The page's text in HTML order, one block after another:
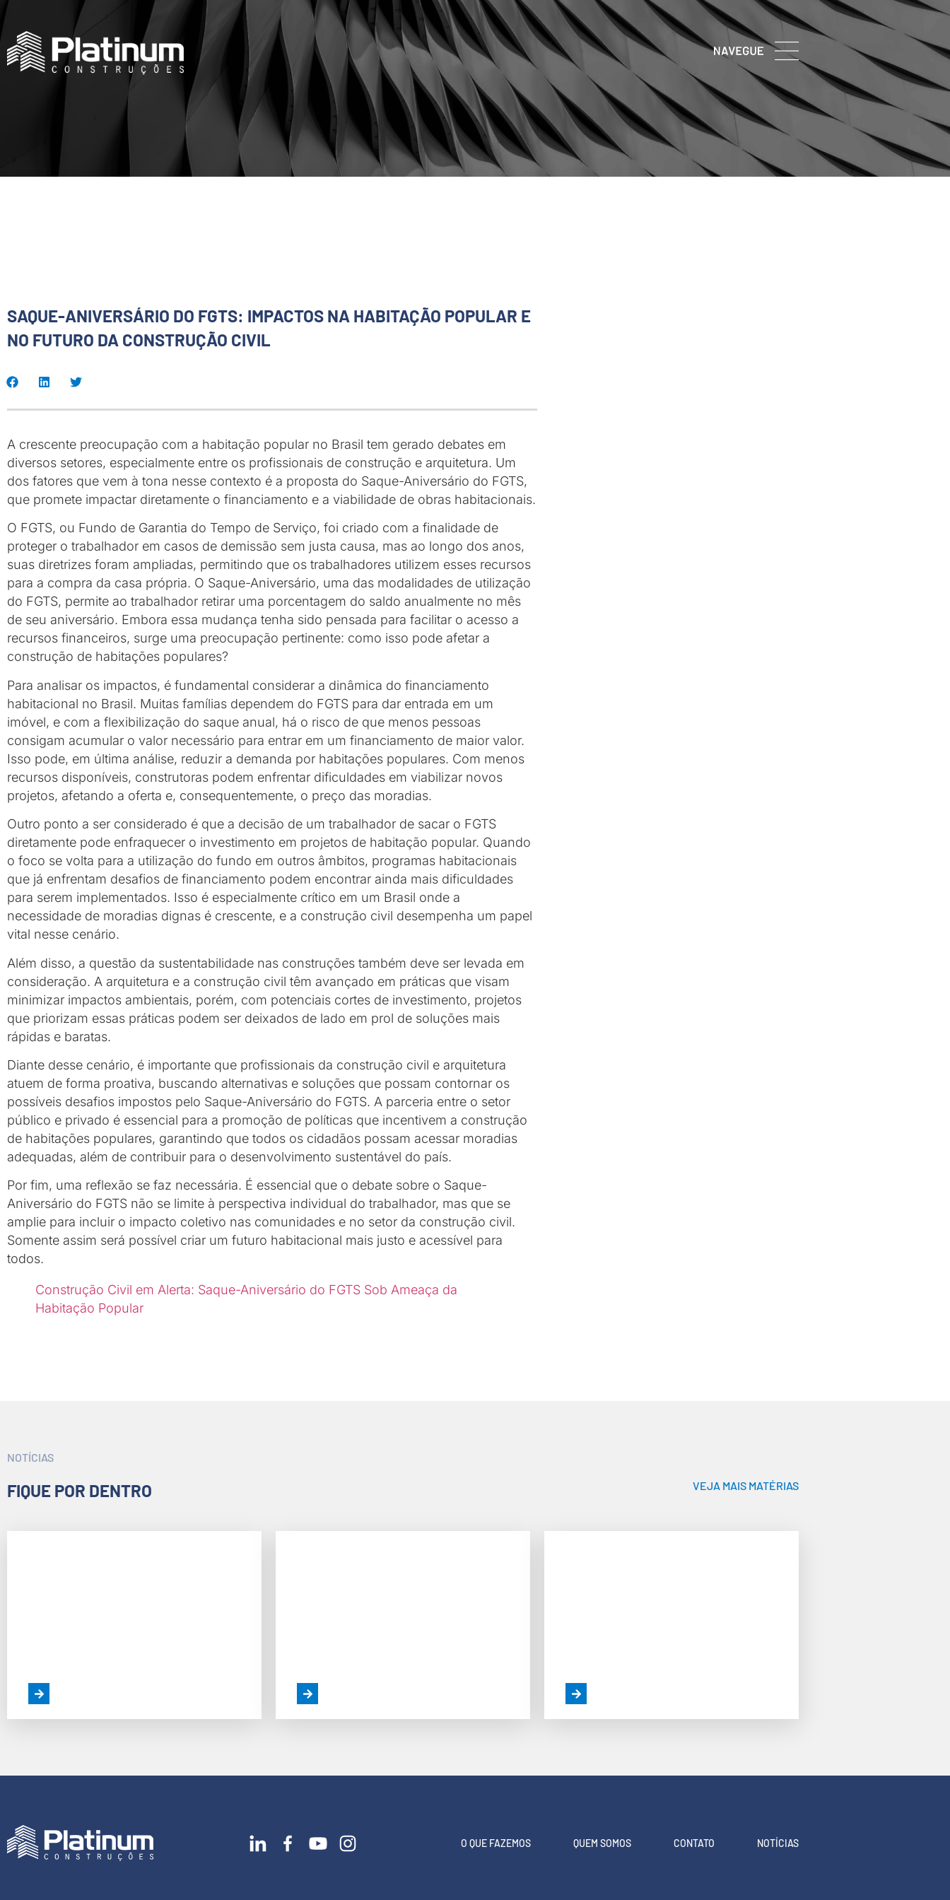
SAQUE-ANIVERSÁRIO DO FGTS: IMPACTOS NA HABITAÇÃO POPULAR E
NO FUTURO DA CONSTRUÇÃO CIVIL
A crescente preocupação com a habitação popular no Brasil tem gerado debates em
diversos setores, especialmente entre os profissionais de construção e arquitetura. Um
dos fatores que vem à tona nesse contexto é a proposta do Saque-Aniversário do FGTS,
que promete impactar diretamente o financiamento e a viabilidade de obras habitacionais.
O FGTS, ou Fundo de Garantia do Tempo de Serviço, foi criado com a finalidade de
proteger o trabalhador em casos de demissão sem justa causa, mas ao longo dos anos,
suas diretrizes foram ampliadas, permitindo que os trabalhadores utilizem esses recursos
para a compra da casa própria. O Saque-Aniversário, uma das modalidades de utilização
do FGTS, permite ao trabalhador retirar uma porcentagem do saldo anualmente no mês
de seu aniversário. Embora essa mudança tenha sido pensada para facilitar o acesso a
recursos financeiros, surge uma preocupação pertinente: como isso pode afetar a
construção de habitações populares?
Para analisar os impactos, é fundamental considerar a dinâmica do financiamento
habitacional no Brasil. Muitas famílias dependem do FGTS para dar entrada em um
imóvel, e com a flexibilização do saque anual, há o risco de que menos pessoas
consigam acumular o valor necessário para entrar em um financiamento de maior valor.
Isso pode, em última análise, reduzir a demanda por habitações populares. Com menos
recursos disponíveis, construtoras podem enfrentar dificuldades em viabilizar novos
projetos, afetando a oferta e, consequentemente, o preço das moradias.
Outro ponto a ser considerado é que a decisão de um trabalhador de sacar o FGTS
diretamente pode enfraquecer o investimento em projetos de habitação popular. Quando
o foco se volta para a utilização do fundo em outros âmbitos, programas habitacionais
que já enfrentam desafios de financiamento podem encontrar ainda mais dificuldades
para serem implementados. Isso é especialmente crítico em um Brasil onde a
necessidade de moradias dignas é crescente, e a construção civil desempenha um papel
vital nesse cenário.
Além disso, a questão da sustentabilidade nas construções também deve ser levada em
consideração. A arquitetura e a construção civil têm avançado em práticas que visam
minimizar impactos ambientais, porém, com potenciais cortes de investimento, projetos
que priorizam essas práticas podem ser deixados de lado em prol de soluções mais
rápidas e baratas.
Diante desse cenário, é importante que profissionais da construção civil e arquitetura
atuem de forma proativa, buscando alternativas e soluções que possam contornar os
possíveis desafios impostos pelo Saque-Aniversário do FGTS. A parceria entre o setor
público e privado é essencial para a promoção de políticas que incentivem a construção
de habitações populares, garantindo que todos os cidadãos possam acessar moradias
adequadas, além de contribuir para o desenvolvimento sustentável do país.
Por fim, uma reflexão se faz necessária. É essencial que o debate sobre o Saque-
Aniversário do FGTS não se limite à perspectiva individual do trabalhador, mas que se
amplie para incluir o impacto coletivo nas comunidades e no setor da construção civil.
Somente assim será possível criar um futuro habitacional mais justo e acessível para
todos.
Construção Civil em Alerta: Saque-Aniversário do FGTS Sob Ameaça da
Habitação Popular
NOTÍCIAS
FIQUE POR DENTRO VEJA MAIS MATÉRIAS
O QUE FAZEMOS QUEM SOMOS CONTATO NOTÍCIAS